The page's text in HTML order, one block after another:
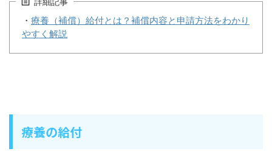
・ 療養（補償）給付とは？補償内容と申請方法をわかり
やすく解説
療養の給付